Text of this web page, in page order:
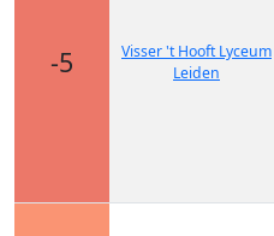
-5
Visser 't Hooft Lyceum
Leiden